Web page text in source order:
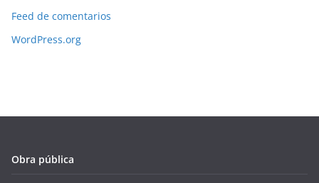
Feed de comentarios
WordPress.org
Obra pública